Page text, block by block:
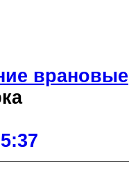
врановые